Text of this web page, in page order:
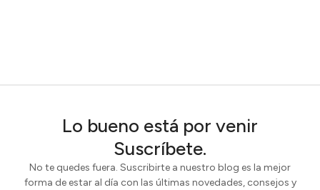
Lo bueno está por venir
Suscríbete.
No te quedes fuera. Suscribirte a nuestro blog es la mejor
forma de estar al día con las últimas novedades, consejos y